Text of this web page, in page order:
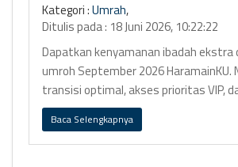
Kategori :Umrah,
Ditulis pada : 18 Juni 2026, 10:22:22
Dapatkan kenyamanan ibadah ekstra
umroh September 2026 HaramainKU.
transisi optimal, akses prioritas VIP,
bintang 5 Ring 1.
Baca Selengkapnya